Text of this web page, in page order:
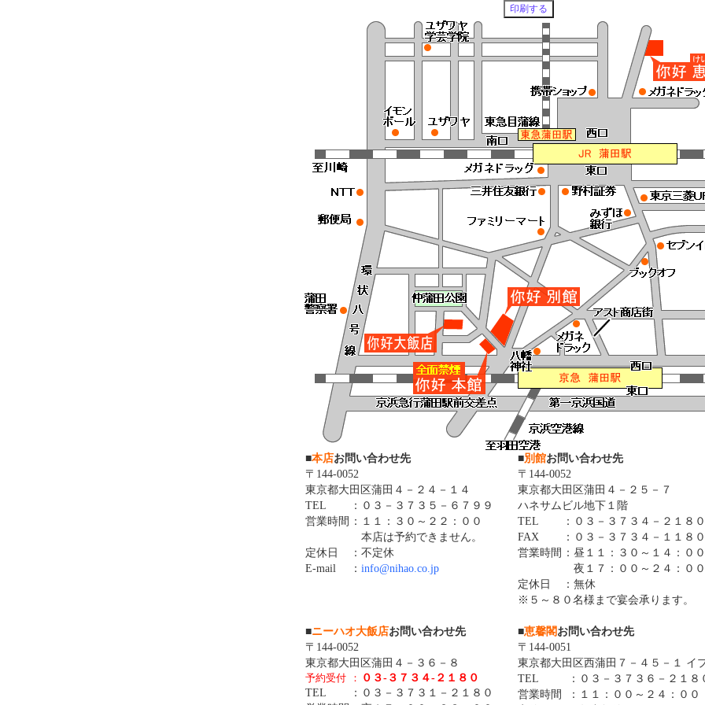
■本店お問い合わせ先
〒144-0052
東京都大田区蒲田４－２４－１４
TEL
： ０３－３７３５－６７９９
営業時間 ： １１：３０～２２：００
本店は予約できません。
定休日
： 不定休
E-mail
： info@nihao.co.jp
■別館お問い合わせ先
〒144-0052
東京都大田区蒲田４－２５－７
ハネサムビル地下１階
TEL
： ０３－３７３４－２１８０
FAX
： ０３－３７３４－１１８０
営業時間 ： 昼 １１：３０～１４：００
夜 １７：００～２４：００
定休日
： 無休
※５～８０名様まで宴会承ります。
■ニーハオ大飯店お問い合わせ先
〒144-0052
東京都大田区蒲田４－３６－８
予約受付
： ０３-３７３４-２１８０
TEL
： ０３－３７３１－２１８０
■恵馨閣お問い合わせ先
〒144-0051
東京都大田区西蒲田７－４５－１ イ
TEL
： ０３－３７３６－２１８
営業時間
： １１：００～２４：００